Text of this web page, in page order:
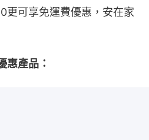
更可享免運費優惠，安在家
惠產品：